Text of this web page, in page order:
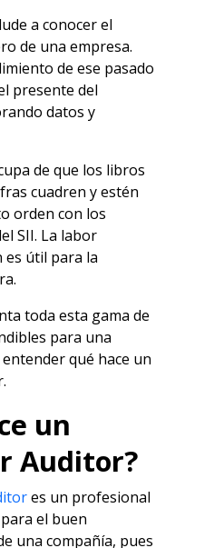
a conocer el
de una empresa.
de ese pasado
presente del
datos y
de que los libros
cuadren y estén
orden con los
SII. La labor
útil para la
toda esta gama de
para una
qué hace un
un
Auditor?
es un profesional
el buen
una compañía, pues